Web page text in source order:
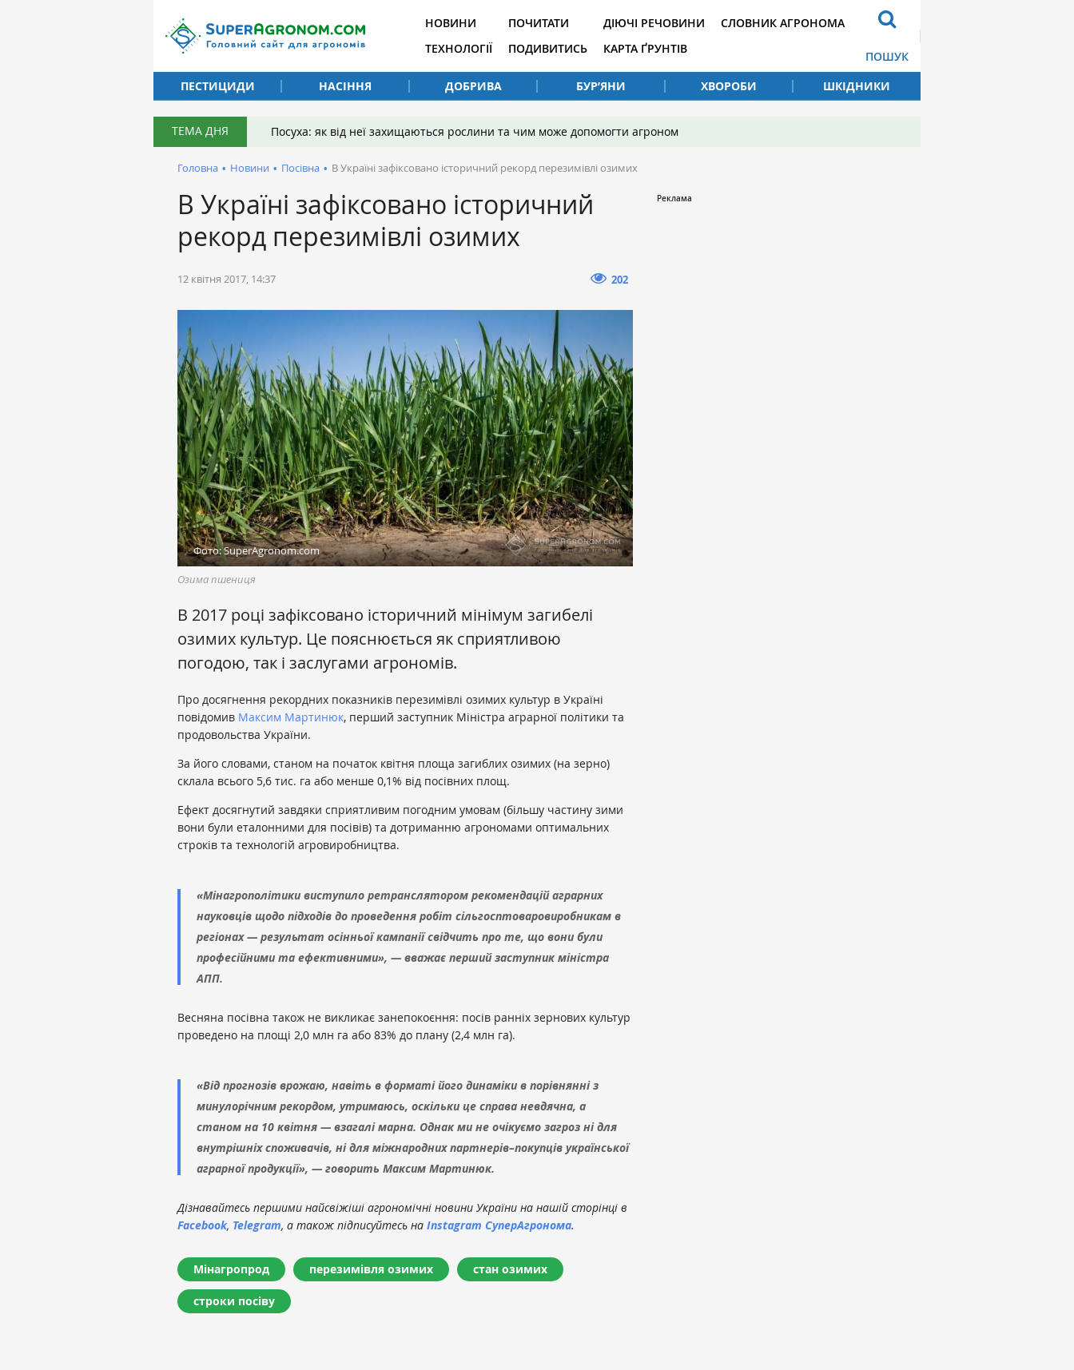
НОВИНИ
ТЕХНОЛОГІЇ
ПОЧИТАТИ
ПОДИВИТИСЬ
ДІЮЧІ РЕЧОВИНИ
КАРТА ҐРУНТІВ
СЛОВНИК АГРОНОМА
ПОШУК
ПЕСТИЦИДИ
НАСІННЯ ДОБРИВА БУР’ЯНИ ХВОРОБИ ШКІДНИКИ
ТЕМА ДНЯ Посуха: як від неї захищаються рослини та чим може допомогти агроном
Головна • Новини • Посівна • В Україні зафіксовано історичний рекорд перезимівлі озимих
В Україні зафіксовано історичний
рекорд перезимівлі озимих
12 квітня 2017, 14:37 202
Фото: SuperAgronom.com
Озима пшениця
В 2017 році зафіксовано історичний мінімум загибелі
озимих культур. Це пояснюється як сприятливою
погодою, так і заслугами агрономів.
Про досягнення рекордних показників перезимівлі озимих культур в Україні
повідомив Максим Мартинюк, перший заступник Міністра аграрної політики та
продовольства України.
За його словами, станом на початок квітня площа загиблих озимих (на зерно)
склала всього 5,6 тис. га або менше 0,1% від посівних площ.
Ефект досягнутий завдяки сприятливим погодним умовам (більшу частину зими
вони були еталонними для посівів) та дотриманню агрономами оптимальних
строків та технологій агровиробництва.
«Мінагрополітики виступило ретранслятором рекомендацій аграрних
науковців щодо підходів до проведення робіт сільгосптоваровиробникам в
регіонах — результат осінньої кампанії свідчить про те, що вони були
професійними та ефективними», — вважає перший заступник міністра
АПП.
Весняна посівна також не викликає занепокоєння: посів ранніх зернових культур
проведено на площі 2,0 млн га або 83% до плану (2,4 млн га).
«Від прогнозів врожаю, навіть в форматі його динаміки в порівнянні з
минулорічним рекордом, утримаюсь, оскільки це справа невдячна, а
станом на 10 квітня — взагалі марна. Однак ми не очікуємо загроз ні для
внутрішніх споживачів, ні для міжнародних партнерів–покупців української
аграрної продукції», — говорить Максим Мартинюк.
Дізнавайтесь першими найсвіжіші агрономічні новини України на нашій сторінці в
Facebook, Telegram, а також підписуйтесь на Instagram СуперАгронома.
Мінагропрод перезимівля озимих стан озимих
строки посіву